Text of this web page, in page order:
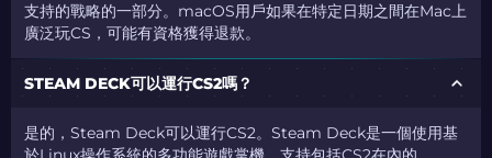
支持的戰略的一部分。macOS用戶如果在特定日期之間在Mac上
廣泛玩CS，可能有資格獲得退款。
STEAM DECK可以運行CS2嗎？
是的，Steam Deck可以運行CS2。Steam Deck是一個使用基